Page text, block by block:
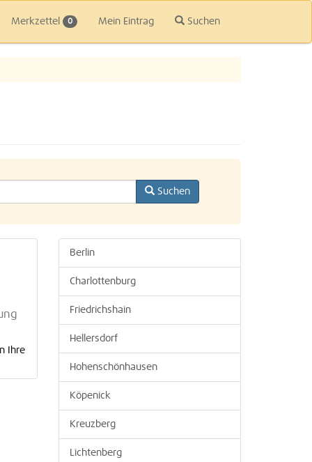
Merkzettel 0 Mein Eintrag Suchen
Suchen
Ihre
Berlin
Charlottenburg
Friedrichshain
Hellersdorf
Hohenschönhausen
Köpenick
Kreuzberg
Lichtenberg